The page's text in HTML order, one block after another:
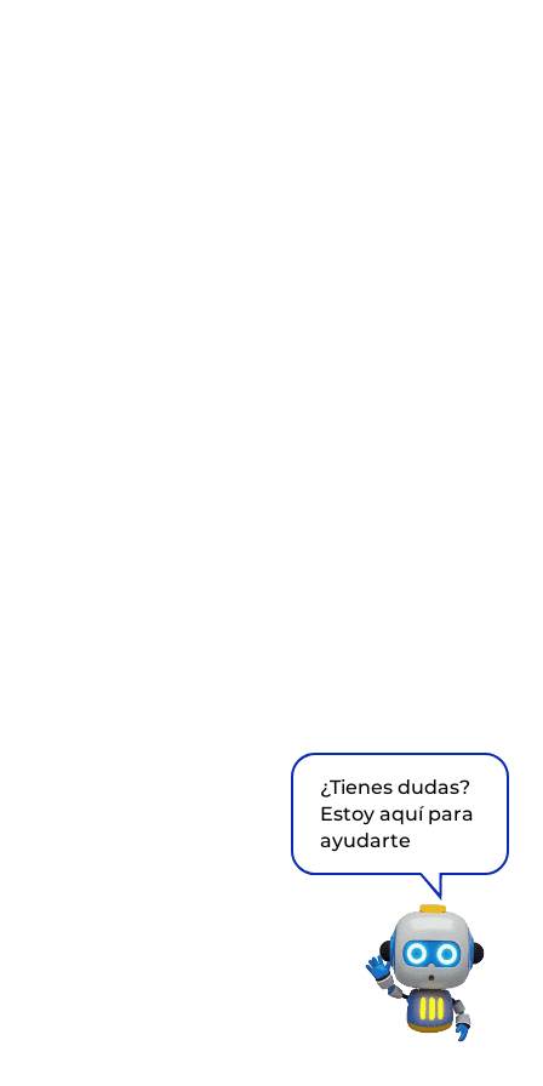
¿Tienes dudas?
Estoy aquí para
ayudarte